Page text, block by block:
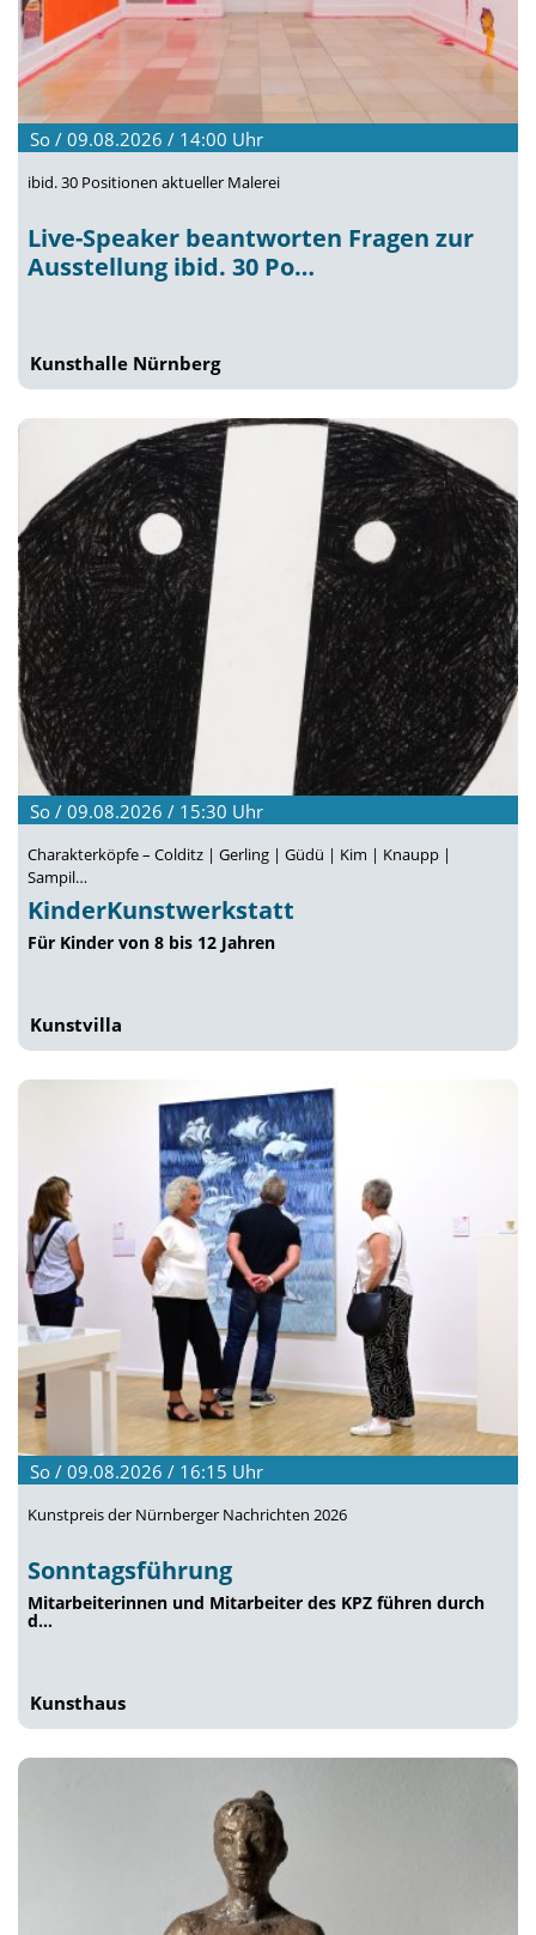
So / 09.08.2026 / 14:00 Uhr
ibid. 30 Positionen aktueller Malerei
Live-Speaker beantworten Fragen zur
Ausstellung ibid. 30 Po…
Kunsthalle Nürnberg
So / 09.08.2026 / 15:30 Uhr
Charakterköpfe – Colditz | Gerling | Güdü | Kim | Knaupp |
Sampil…
KinderKunstwerkstatt
Für Kinder von 8 bis 12 Jahren
Kunstvilla
So / 09.08.2026 / 16:15 Uhr
Kunstpreis der Nürnberger Nachrichten 2026
Sonntagsführung
Mitarbeiterinnen und Mitarbeiter des KPZ führen durch
d…
Kunsthaus